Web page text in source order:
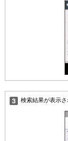
検索結果が表示